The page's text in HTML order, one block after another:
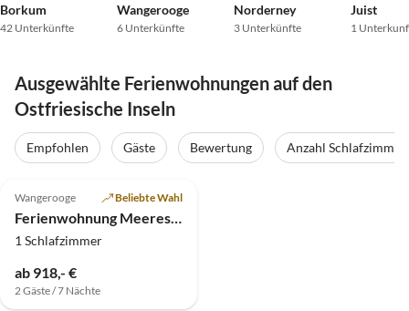
Borkum
42 Unterkünfte
Wangerooge
6 Unterkünfte
Norderney
3 Unterkünfte
Juist
1
Ausgewählte Ferienwohnungen auf den
Ostfriesische Inseln
Empfohlen Gäste Bewertung
Anzahl Schlafzimmer
Wangerooge Beliebte Wahl
1 Schlafzimmer
ab 918,- €
2 Gäste / 7 Nächte